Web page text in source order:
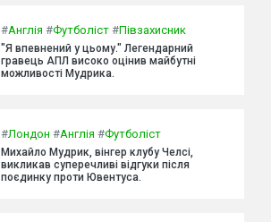
#Англія #Футболіст #Півзахисник
"Я впевнений у цьому." Легендарний
гравець АПЛ високо оцінив майбутні
можливості Мудрика.
#Лондон #Англія #Футболіст
Михайло Мудрик, вінгер клубу Челсі,
викликав суперечливі відгуки після
поєдинку проти Ювентуса.